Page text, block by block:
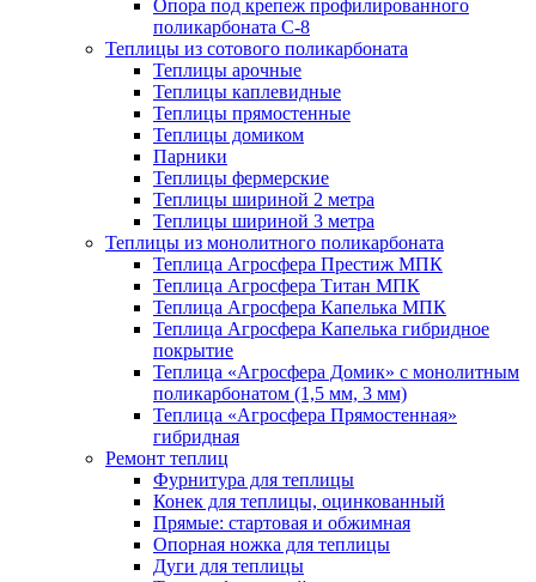
Опора под крепеж профилированного
поликарбоната С-8
Теплицы из сотового поликарбоната
Теплицы арочные
Теплицы каплевидные
Теплицы прямостенные
Теплицы домиком
Парники
Теплицы фермерские
Теплицы шириной 2 метра
Теплицы шириной 3 метра
Теплицы из монолитного поликарбоната
Теплица Агросфера Престиж МПК
Теплица Агросфера Титан МПК
Теплица Агросфера Капелька МПК
Теплица Агросфера Капелька гибридное
покрытие
Теплица «Агросфера Домик» с монолитным
поликарбонатом (1,5 мм, 3 мм)
Теплица «Агросфера Прямостенная»
гибридная
Ремонт теплиц
Фурнитура для теплицы
Конек для теплицы, оцинкованный
Прямые: стартовая и обжимная
Опорная ножка для теплицы
Дуги для теплицы